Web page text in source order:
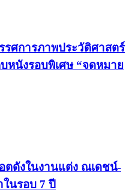
ศการภาพประวัติศาสตร์
หนังรอบพิเศษ “จดหมาย
ตดังในงานแต่ง ณเดชน์-
นรอบ 7 ปี